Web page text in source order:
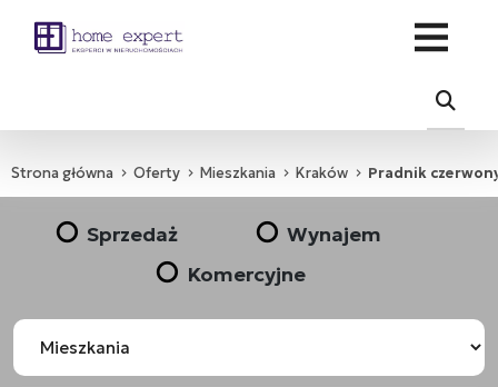
Strona główna Oferty Mieszkania Kraków Pradnik
Sprzedaż
Wynajem
Komercyjne